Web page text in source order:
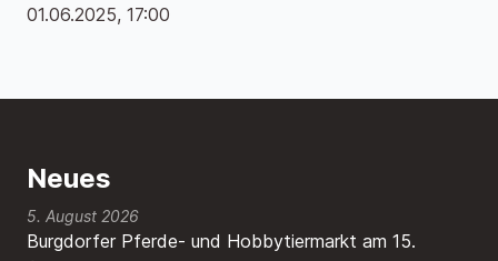
01.06.2025, 17:00
Neues
Burgdorfer Pferde- und Hobbytiermarkt am 15.
5. August 2026